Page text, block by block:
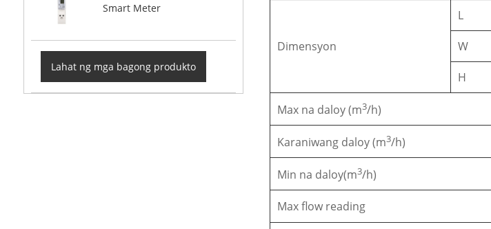
Smart Meter
Lahat ng mga bagong produkto
Dimensyon
L
W
H
Max na daloy (m3/h)
Karaniwang daloy (m3/h)
Min na daloy(m3/h)
Max flow reading